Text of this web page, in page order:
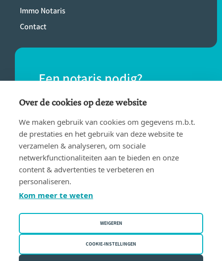
Immo Notaris
Contact
Een notaris nodig?
Vind eenvoudig een notaris bij jou in de
buurt.
VIND EEN NOTARIS
Gebruiksvoorwaarden
Privacy policy
Cookiebeleid
Over de cookies op deze website
We maken gebruik van cookies om gegevens m.b.t.
de prestaties en het gebruik van deze website te
verzamelen & analyseren, om sociale
netwerkfunctionaliteiten aan te bieden en onze
content & advertenties te verbeteren en
personaliseren.
Kom meer te weten
WEIGEREN
COOKIE-INSTELLINGEN